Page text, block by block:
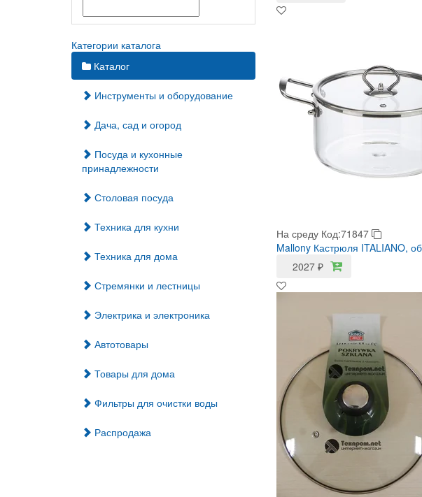
Категории каталога
Каталог
Инструменты и оборудование
Дача, сад и огород
Посуда и кухонные
принадлежности
Столовая посуда
Техника для кухни
Техника для дома
Стремянки и лестницы
Электрика и электроника
Автотовары
Товары для дома
Фильтры для очистки воды
Распродажа
На среду Код:71847
Mallony Кастрюля ITALIANO,
2027₽